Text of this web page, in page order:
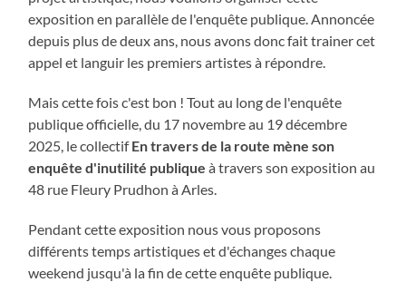
exposition en parallèle de l'enquête publique. Annoncée
depuis plus de deux ans, nous avons donc fait trainer cet
appel et languir les premiers artistes à répondre.
Mais cette fois c'est bon ! Tout au long de l'enquête
publique officielle, du 17 novembre au 19 décembre
2025, le collectifEn travers de la route mène son
enquête d'inutilité publique à travers son exposition au
48 rue Fleury Prudhon à Arles.
Pendant cette exposition nous vous proposons
différents temps artistiques et d'échanges chaque
weekend jusqu'à la fin de cette enquête publique.